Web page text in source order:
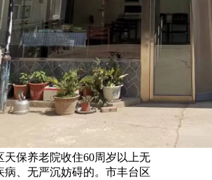
天保养老院收住60周岁以上无
病、无严沉妨碍的。市丰台区